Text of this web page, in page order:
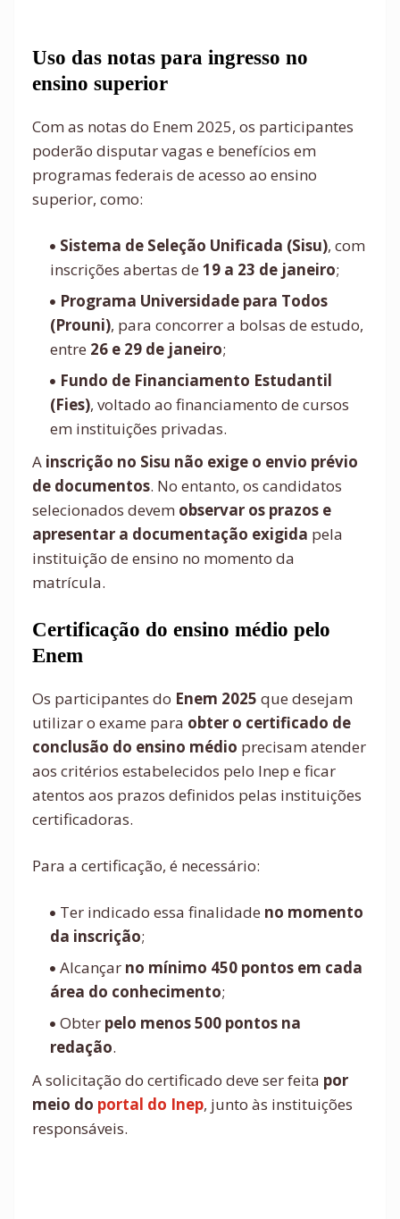
Uso das notas para ingresso no
ensino superior
Com as notas do Enem 2025, os participantes
poderão disputar vagas e benefícios em
programas federais de acesso ao ensino
superior, como:
Sistema de Seleção Unificada (Sisu), com
inscrições abertas de 19 a 23 de janeiro;
Programa Universidade para Todos
(Prouni), para concorrer a bolsas de estudo,
entre 26 e 29 de janeiro;
Fundo de Financiamento Estudantil
(Fies), voltado ao financiamento de cursos
em instituições privadas.
A inscrição no Sisu não exige o envio prévio
de documentos. No entanto, os candidatos
selecionados devem observar os prazos e
apresentar a documentação exigida pela
instituição de ensino no momento da
matrícula.
Certificação do ensino médio pelo
Enem
Os participantes do Enem 2025 que desejam
utilizar o exame para obter o certificado de
conclusão do ensino médio precisam atender
aos critérios estabelecidos pelo Inep e ficar
atentos aos prazos definidos pelas instituições
certificadoras.
Para a certificação, é necessário:
Ter indicado essa finalidade no momento
da inscrição;
Alcançar no mínimo 450 pontos em cada
área do conhecimento;
Obter pelo menos 500 pontos na
redação.
A solicitação do certificado deve ser feita por
meio do portal do Inep, junto às instituições
responsáveis.